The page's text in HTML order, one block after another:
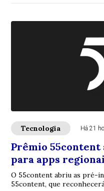
Tecnologia Há 21
Prêmio
para apps
O 55content abriu as pré-
55content, que